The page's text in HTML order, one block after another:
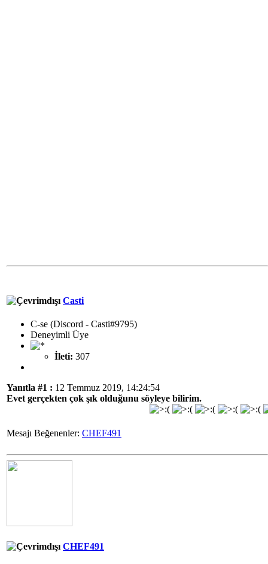
Casti
C-se (Discord - Casti#9795)
Deneyimli Üye
İleti: 307
Yanıtla #1 : 12 Temmuz 2019, 14:24:54
Evet gerçekten çok şık olduğunu söyleye bilirim.
Mesajı Beğenenler: CHEF491
CHEF491